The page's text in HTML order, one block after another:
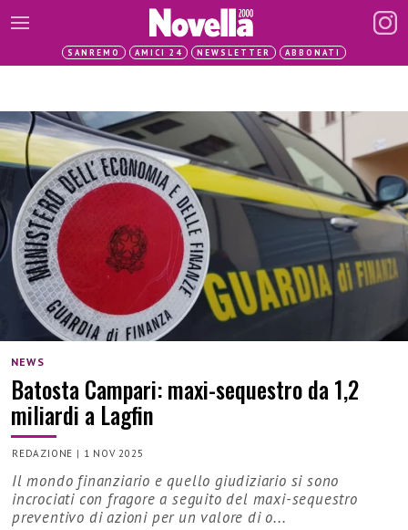
SANREMO AMICI 24 NEWSLETTER ABBONATI
NEWS
Batosta Campari: maxi-sequestro da 1,2
miliardi a Lagfin
REDAZIONE | 1 NOV 2025
Il mondo finanziario e quello giudiziario si sono
incrociati con fragore a seguito del maxi-sequestro
preventivo di azioni per un valore di o...